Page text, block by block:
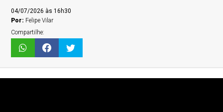
04/07/2026 às 16h30
Por: Felipe Vilar
Compartilhe: